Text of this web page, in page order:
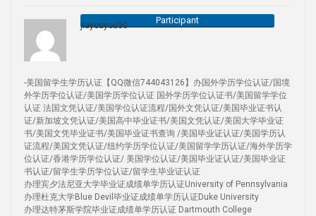
jiayouyou30 Participant
-美国留学生学历认证【QQ微信744043126】办国外学历学位认证/国境
外学历学位认证/美国学历学位认证 国外学历学位认证书/美国留学学位
认证 法国文凭认证/美国学位认证流程/国外文凭认证/美国毕业证书认
证/新加坡文凭认证/美国高中毕业证书/美国文凭认证/美国大学毕业证
书/美国文凭毕业证书/美国毕业证书查询 /美国毕业证认证/美国学历认
证流程/美国文凭认证/纽约学历学位认证/美国留学学历认证/海外学历学
位认证/香港学历学位认证/ 美国学位认证/美国毕业证认证/美国毕业证
书认证/留学生学历学位认证/留学生毕业证认证
办理宾夕法尼亚大学毕业证成绩单学历认证University of Pennsylvania
办理杜克大学Blue Devil毕业证成绩单学历认证Duke University
办理达特茅斯学院毕业证成绩单学历认证 Dartmouth College